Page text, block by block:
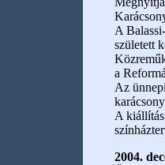
A
született
a
Az
A
2004.